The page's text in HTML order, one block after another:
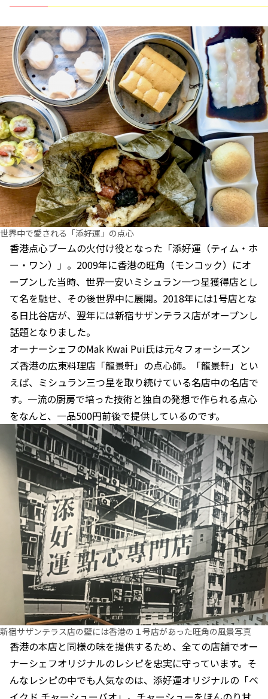
世界中で愛される「添好運」の点心
香港点心ブームの火付け役となった「添好運（ティム・ホ
ー・ワン）」。2009年に香港の旺角（モンコック）にオ
ープンした当時、世界一安いミシュラン一つ星獲得店とし
て名を馳せ、その後世界中に展開。2018年には1号店とな
る日比谷店が、翌年には新宿サザンテラス店がオープンし
話題となりました。
オーナーシェフのMak Kwai Pui氏は元々フォーシーズン
ズ香港の広東料理店「龍景軒」の点心師。「龍景軒」とい
えば、ミシュラン三つ星を取り続けている名店中の名店で
す。一流の厨房で培った技術と独自の発想で作られる点心
をなんと、一品500円前後で提供しているのです。
新宿サザンテラス店の壁には香港の１号店があった旺角の風景写真
香港の本店と同様の味を提供するため、全ての店舗でオー
ナーシェフオリジナルのレシピを忠実に守っています。そ
んなレシピの中でも人気なのは、添好運オリジナルの「ベ